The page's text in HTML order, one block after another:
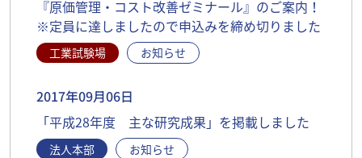
『原価管理・コスト改善ゼミナール』のご案内！
※定員に達しましたので申込みを締め切りました
工業試験場 お知らせ
2017年09月06日
「平成28年度 主な研究成果」を掲載しました
法人本部 お知らせ